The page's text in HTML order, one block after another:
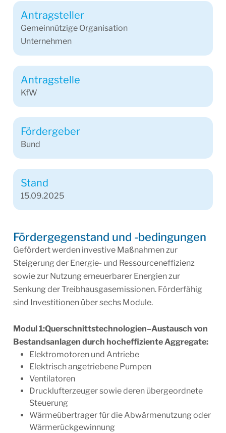
Fördergegenstand und -bedingungen
Gefördert werden investive Maßnahmen zur
Steigerung der Energie- und Ressourceneffizienz
sowie zur Nutzung erneuerbarer Energien zur
Senkung der Treibhausgasemissionen. Förderfähig
sind Investitionen über sechs Module.
Modul 1:Querschnittstechnologien–Austausch von
Bestandsanlagen durch hocheffiziente Aggregate:
Elektromotoren und Antriebe
Elektrisch angetriebene Pumpen
Ventilatoren
Drucklufterzeuger sowie deren übergeordnete
Steuerung
Wärmeübertrager für die Abwärmenutzung oder
Wärmerückgewinnung
Antragsteller
Gemeinnützige Organisation
Unternehmen
Antragstelle
KfW
Fördergeber
Bund
Stand
15.09.2025